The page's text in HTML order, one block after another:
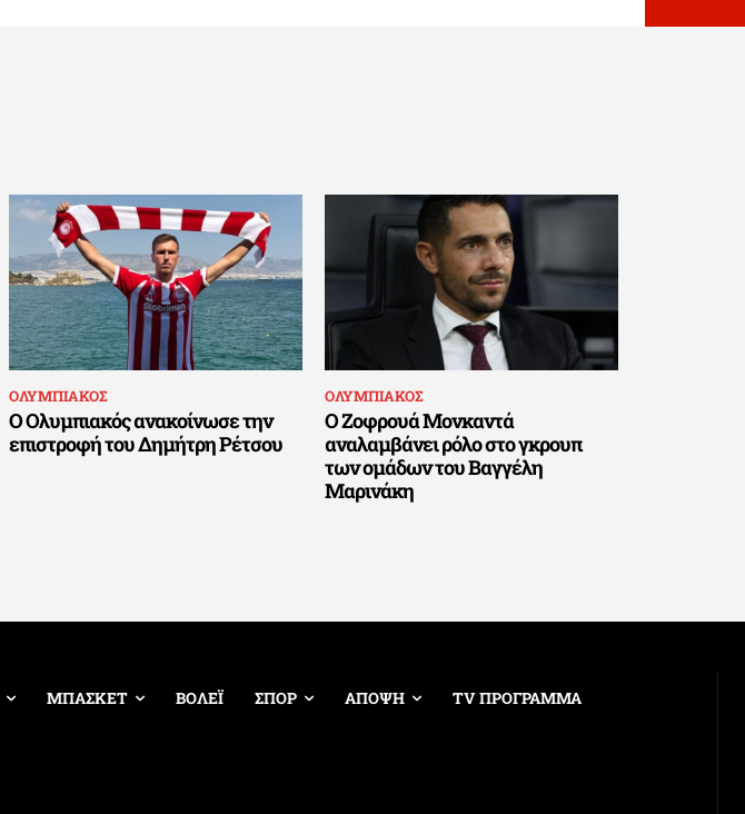
ΟΛΥΜΠΙΑΚΟΣ
Ο Ολυμπιακός ανακοίνωσε την
επιστροφή του Δημήτρη Ρέτσου
ΟΛΥΜΠΙΑΚΟΣ
Ο Ζοφρουά Μονκαντά
αναλαμβάνει ρόλο στο γκρουπ
των ομάδων του Βαγγέλη
Μαρινάκη
ΜΠΑΣΚΕΤ ΒΟΛΕΪ ΣΠΟΡ ΑΠΟΨΗ TV ΠΡΟΓΡΑΜΜΑ